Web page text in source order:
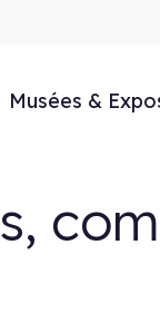
Musées &